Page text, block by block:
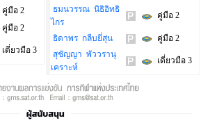
คู่มือ 2
คู่มือ 2
เดี่ยวมือ 3
ธมนวรรณ นิธิอิทธิ
ไกร
คู่มือ 2
ธิดาพร กลีบยี่สุ่น
คู่มือ 2
สุชัญญา พัววรานุ
เคราะห์
เดี่ยวมือ 3